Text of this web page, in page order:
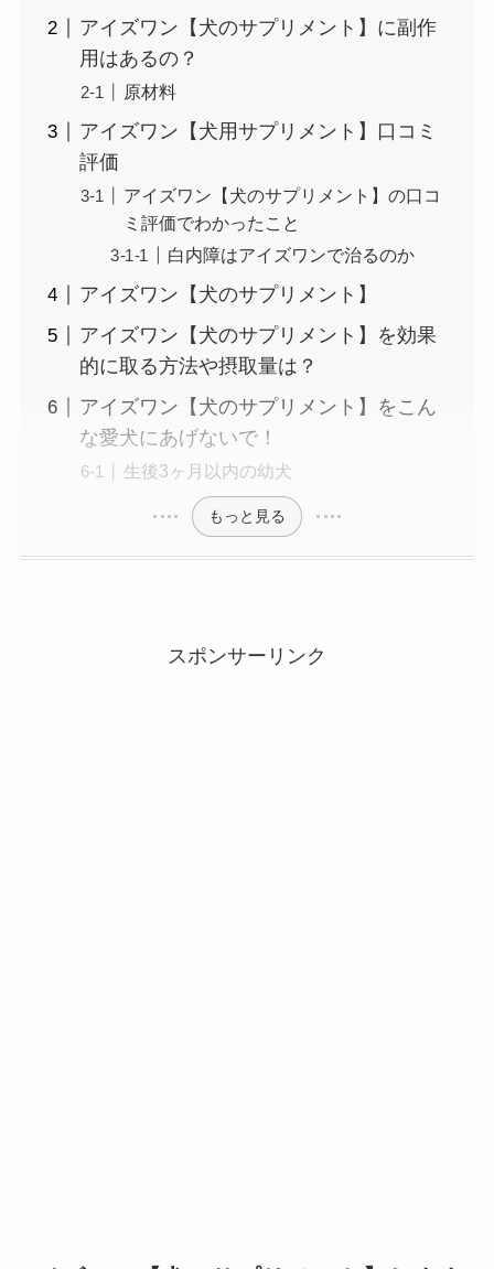
アイズワン【犬のサプリメント】に副作
用はあるの？
原材料
アイズワン【犬用サプリメント】口コミ
評価
アイズワン【犬のサプリメント】の口コ
ミ評価でわかったこと
白内障はアイズワンで治るのか
アイズワン【犬のサプリメント】
アイズワン【犬のサプリメント】を効果
的に取る方法や摂取量は？
アイズワン【犬のサプリメント】をこん
な愛犬にあげないで！
生後3ヶ月以内の幼犬
もっと見る
スポンサーリンク